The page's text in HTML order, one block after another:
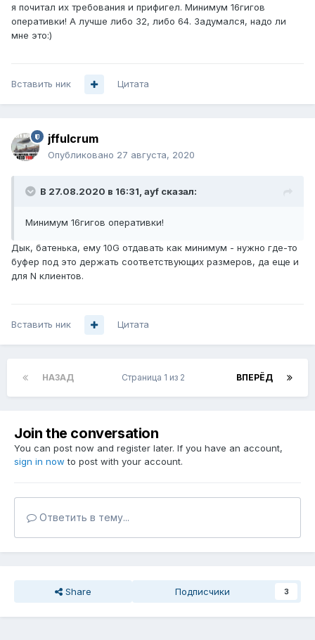
я почитал их требования и прифигел. Минимум 16гигов
оперативки! А лучше либо 32, либо 64. Задумался, надо ли
мне это:)
Вставить ник Цитата
jffulcrum
Опубликовано 27 августа, 2020
В 27.08.2020 в 16:31, ayf сказал:
Минимум 16гигов оперативки!
Дык, батенька, ему 10G отдавать как минимум - нужно где-то
буфер под это держать соответствующих размеров, да еще и
для N клиентов.
Вставить ник Цитата
НАЗАД ВПЕРЁД
Страница 1 из 2
Join the conversation
You can post now and register later. If you have an account,
sign in now to post with your account.
Ответить в тему...
Share Подписчики 3